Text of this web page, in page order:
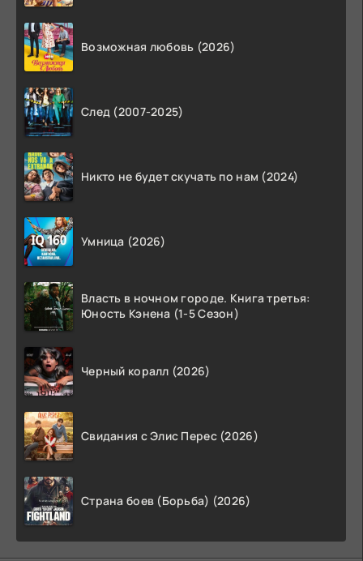
Возможная любовь (2026)
След (2007-2025)
Никто не будет скучать по нам (2024)
Умница (2026)
Власть в ночном городе. Книга третья:
Юность Кэнена (1-5 Сезон)
Черный коралл (2026)
Свидания с Элис Перес (2026)
Страна боев (Борьба) (2026)